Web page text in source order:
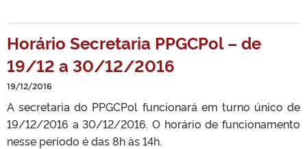
Horário Secretaria PPGCPol – de
19/12 a 30/12/2016
19/12/2016
A secretaria do PPGCPol funcionará em turno único de
19/12/2016 a 30/12/2016. O horário de funcionamento
nesse período é das 8h às 14h.